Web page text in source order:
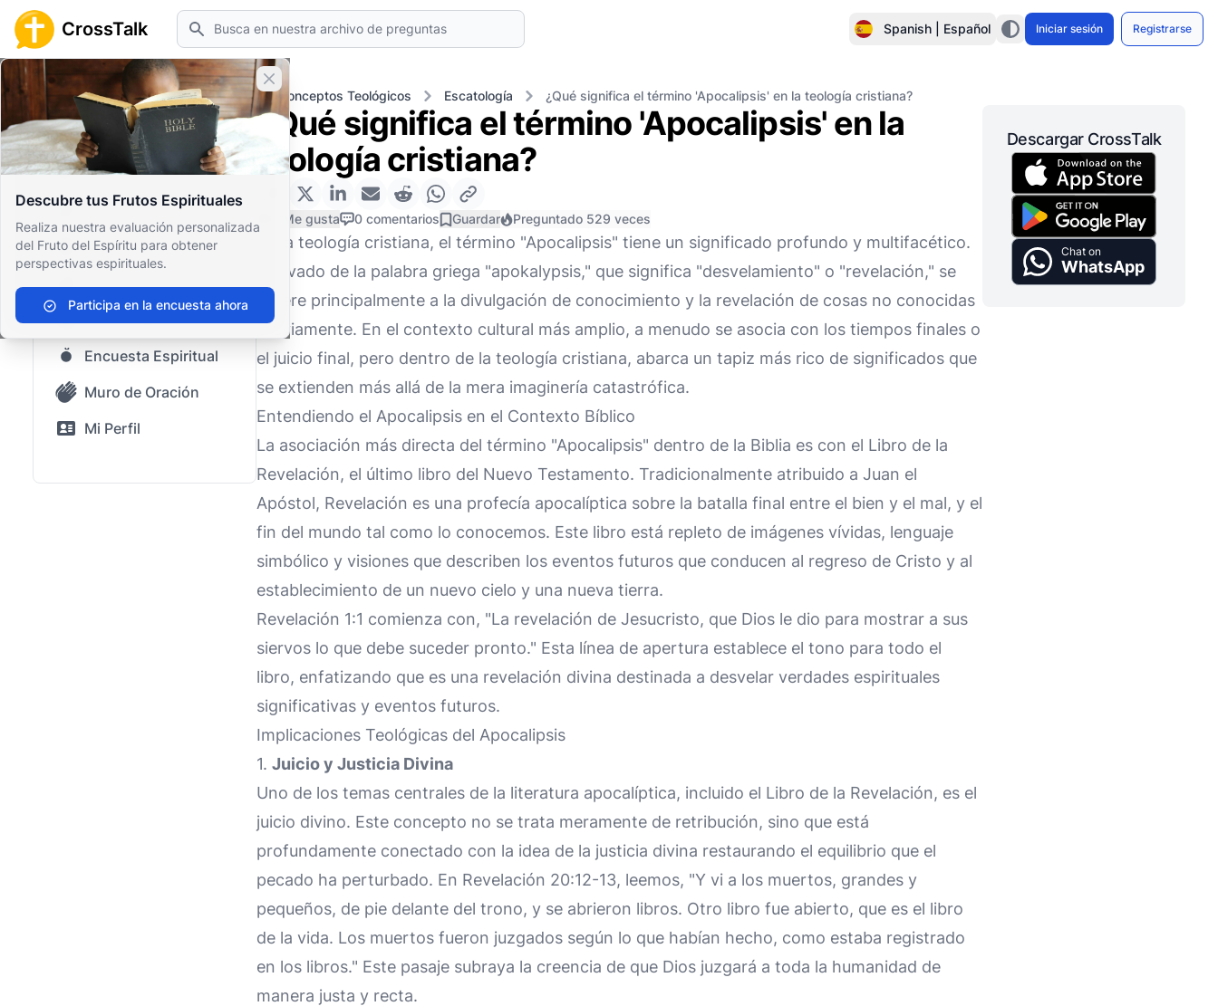
CrossTalk Buscar Spanish | Español Iniciar sesión Registrarse
Cerrar banner
Descubre tus Frutos Espirituales
Realiza nuestra evaluación personalizada
del Fruto del Espíritu para obtener
perspectivas espirituales.
Participa en la encuesta ahora
Inicio Archivo de Preguntas Conceptos Teológicos Escatología ¿Qué significa el término 'Apocalipsis' en la teología cristiana?
Inicio
Archivo de Preguntas
Nuestro blog
Contenido guardado
Preguntas Populares
Biblia Sagrada
Encuesta Espiritual
Muro de Oración
Mi Perfil
¿Qué significa el término 'Apocalipsis' en la
teología cristiana?
0 Me gusta 0 comentarios Guardar Preguntado 529 veces
En la teología cristiana, el término "Apocalipsis" tiene un significado profundo y multifacético.
Derivado de la palabra griega "apokalypsis," que significa "desvelamiento" o "revelación," se
refiere principalmente a la divulgación de conocimiento y la revelación de cosas no conocidas
previamente. En el contexto cultural más amplio, a menudo se asocia con los tiempos finales o
el juicio final, pero dentro de la teología cristiana, abarca un tapiz más rico de significados que
se extienden más allá de la mera imaginería catastrófica.
Entendiendo el Apocalipsis en el Contexto Bíblico
La asociación más directa del término "Apocalipsis" dentro de la Biblia es con el Libro de la
Revelación, el último libro del Nuevo Testamento. Tradicionalmente atribuido a Juan el
Apóstol, Revelación es una profecía apocalíptica sobre la batalla final entre el bien y el mal, y el
fin del mundo tal como lo conocemos. Este libro está repleto de imágenes vívidas, lenguaje
simbólico y visiones que describen los eventos futuros que conducen al regreso de Cristo y al
establecimiento de un nuevo cielo y una nueva tierra.
Revelación 1:1 comienza con, "La revelación de Jesucristo, que Dios le dio para mostrar a sus
siervos lo que debe suceder pronto." Esta línea de apertura establece el tono para todo el
libro, enfatizando que es una revelación divina destinada a desvelar verdades espirituales
significativas y eventos futuros.
Implicaciones Teológicas del Apocalipsis
1. Juicio y Justicia Divina
Uno de los temas centrales de la literatura apocalíptica, incluido el Libro de la Revelación, es el
juicio divino. Este concepto no se trata meramente de retribución, sino que está
profundamente conectado con la idea de la justicia divina restaurando el equilibrio que el
pecado ha perturbado. En Revelación 20:12-13, leemos, "Y vi a los muertos, grandes y
pequeños, de pie delante del trono, y se abrieron libros. Otro libro fue abierto, que es el libro
de la vida. Los muertos fueron juzgados según lo que habían hecho, como estaba registrado
en los libros." Este pasaje subraya la creencia de que Dios juzgará a toda la humanidad de
manera justa y recta.
Descargar CrossTalk
Chat on
WhatsApp